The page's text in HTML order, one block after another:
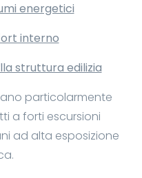
energetici
interno
struttura edilizia
particolarmente
a forti escursioni
ad alta esposizione